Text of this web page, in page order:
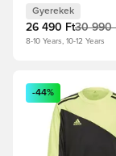
Gyerekek
26 490 Ft30 990
8-10 Years, 10-12 Years
Megnyit egy
-44%